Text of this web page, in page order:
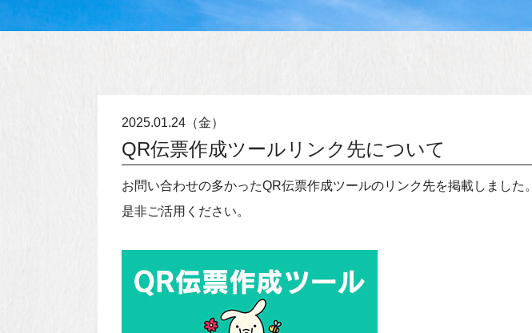
2025.01.24（金）
QR伝票作成ツールリンク先について
お問い合わせの多かったQR伝票作成ツールのリンク先を掲載しました。
是非ご活用ください。